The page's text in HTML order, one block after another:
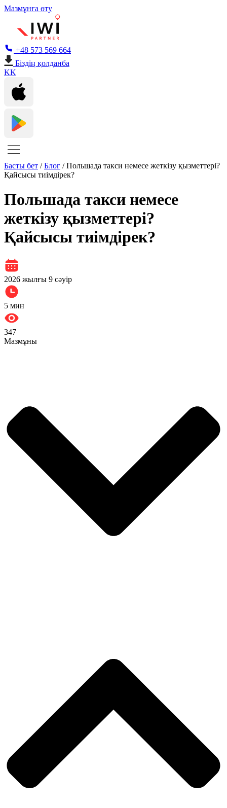
Мазмұнға өту
+48 573 569 664
Біздің қолданба
KK
Басты бет /Блог /Польшада такси немесе жеткізу қызметтері?
Қайсысы тиімдірек?
Польшада такси немесе
жеткізу қызметтері?
Қайсысы тиімдірек?
2026 жылғы 9 сәуір
5 мин
347
Мазмұны